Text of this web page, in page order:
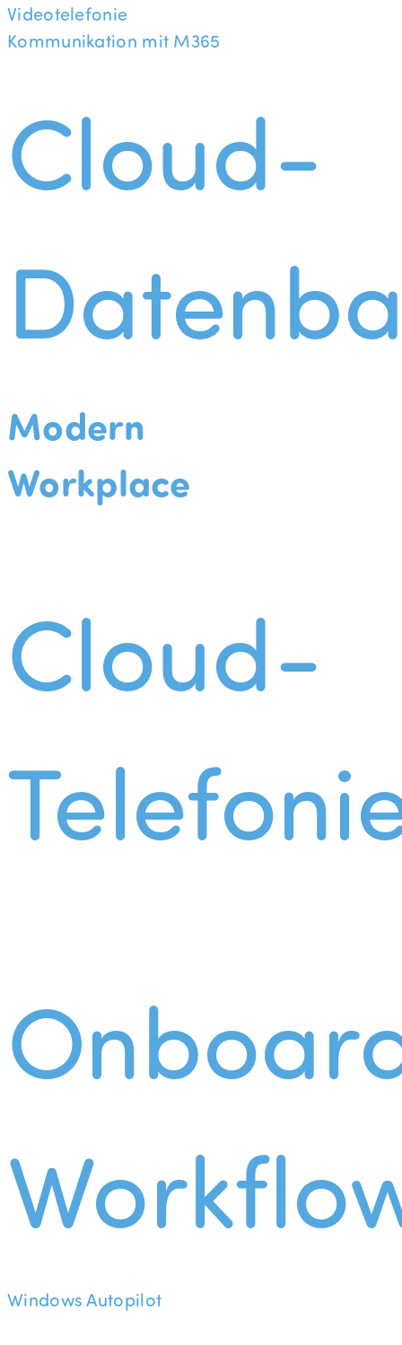
Videotelefonie
Kommunikation mit M365
Cloud-
Modern
Workplace
Cloud-
Windows Autopilot